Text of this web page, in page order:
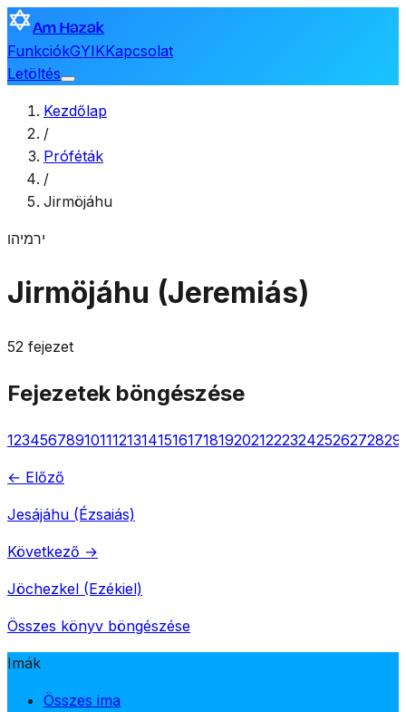
Am Hazak
FunkciókGYIKKapcsolat
Letöltés
Kezdőlap
/
Próféták
/
Jirmöjáhu
ירמיהו
Jirmöjáhu (Jeremiás)
52 fejezet
Fejezetek böngészése
1234567891011121314151617181920212223242526272829
← Előző
Jesájáhu (Ézsaiás)
Következő →
Jöchezkel (Ezékiel)
Összes könyv böngészése
Imák
Összes ima